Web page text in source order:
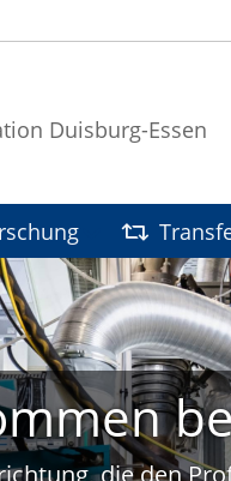
Duisburg-Essen
die den